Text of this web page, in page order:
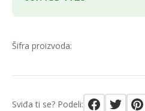
Šifra proizvoda:
Sviđa ti se? Podeli: